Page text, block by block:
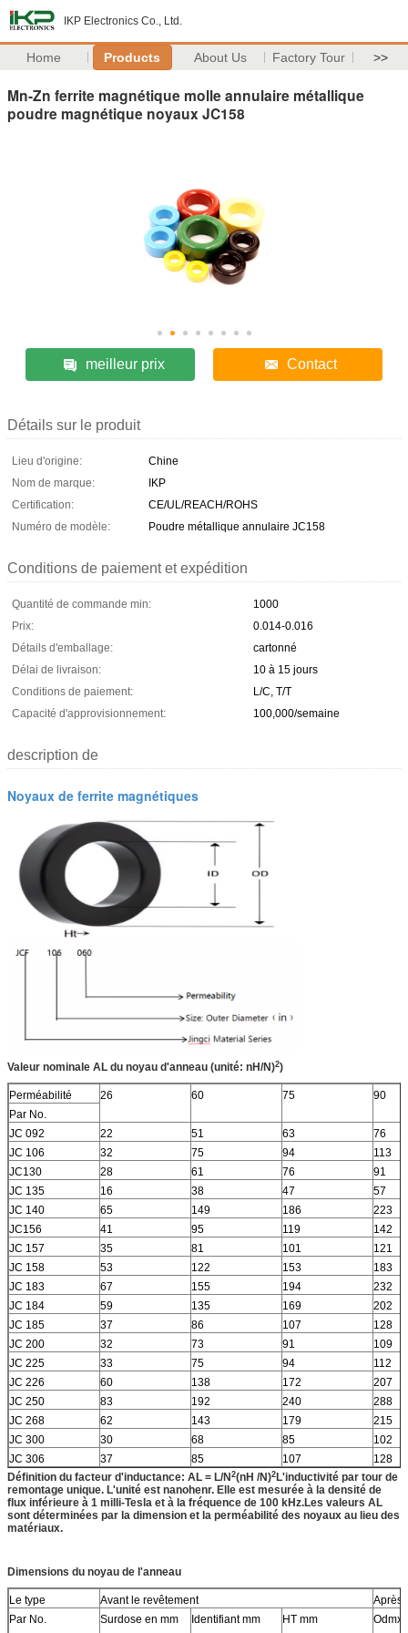
IKP Electronics Co., Ltd.
Home Products About Us Factory Tour >>
Mn-Zn ferrite magnétique molle annulaire métallique
poudre magnétique noyaux JC158
meilleur prix Contact
Détails sur le produit
Lieu d'origine:
Chine
Nom de marque:
IKP
Certification:
CE/UL/REACH/ROHS
Numéro de modèle:
Poudre métallique annulaire JC158
Conditions de paiement et expédition
Quantité de commande min:
1000
Prix:
0.014-0.016
Détails d'emballage:
cartonné
Délai de livraison:
10 à 15 jours
Conditions de paiement:
L/C, T/T
Capacité d'approvisionnement:
100,000/semaine
description de
Noyaux de ferrite magnétiques
Valeur nominale AL du noyau d'anneau (unité: nH/N)2)
Perméabilité 26 60 75
90
Par No.
JC 092
22 51 63
76
JC 106
32 75 94
113
JC130
28 61 76
91
JC 135
16 38 47
57
JC 140
65 149 186
223
JC156
41 95 119
142
JC 157
35 81 101
121
JC 158
53 122 153
183
JC 183
67 155 194
232
JC 184
59 135 169
202
JC 185
37 86 107
128
JC 200
32 73 91
109
JC 225
33 75 94
112
JC 226
60 138 172
207
JC 250
83 192 240
288
JC 268
62 143 179
215
JC 300
30 68 85
102
JC 306
37 85 107
128
Définition du facteur d'inductance: AL = L/N 2(nH /N)2 L'inductivité par tour de
remontage unique. L'unité est nanohenr. Elle est mesurée à la densité de
flux inférieure à 1 milli-Tesla et à la fréquence de 100 kHz.Les valeurs AL
sont déterminées par la dimension et la perméabilité des noyaux au lieu des
matériaux.
Dimensions du noyau de l'anneau
Le type Avant le revêtement
Après
Par No.
Surdose en mm Identifiant mm HT mm Odmx